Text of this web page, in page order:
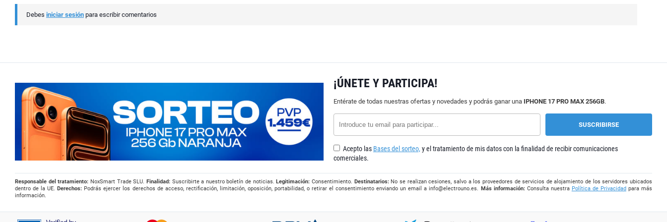
Debes iniciar sesión para escribir comentarios
¡ÚNETE Y PARTICIPA!
Entérate de todas nuestras ofertas y novedades y podrás ganar una IPHONE 17 PRO MAX 256GB.
Acepto las Bases del sorteo, y el tratamiento de mis datos con la finalidad de recibir comunicaciones
comerciales.
Responsable del tratamiento: NoxSmart Trade SLU. Finalidad:Suscribirte a nuestro boletín de noticias.Legitimación: Consentimiento. Destinatarios:No se realizan cesiones, salvo a los proveedores de servicios de alojamiento de los servidores ubicados
dentro de la UE.Derechos: Podrás ejercer los derechos de acceso, rectificación, limitación, oposición, portabilidad, o retirar el consentimiento enviando un email ainfo@electrouno.es. Más información:Consulta nuestra Política de Privacidadpara más
información.